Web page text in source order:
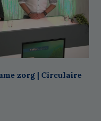
zorg | Circulaire